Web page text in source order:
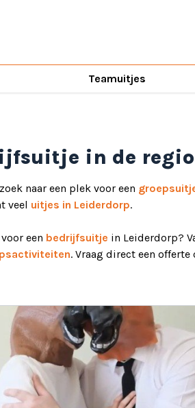
Teamuitjes
in de
naar een plek voor een
veel uitjes in Leiderdorp.
een bedrijfsuitje in Leiderdorp?
. Vraag direct een